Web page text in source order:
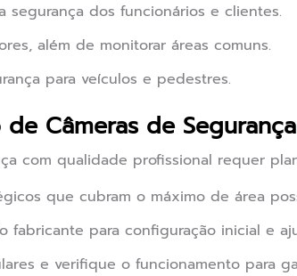
segurança dos funcionários e clientes.
além de monitorar áreas comuns.
para veículos e pedestres.
Câmeras de Segurança
com qualidade profissional requer
que cubram o máximo de área
fabricante para configuração inicial e
e verifique o funcionamento para